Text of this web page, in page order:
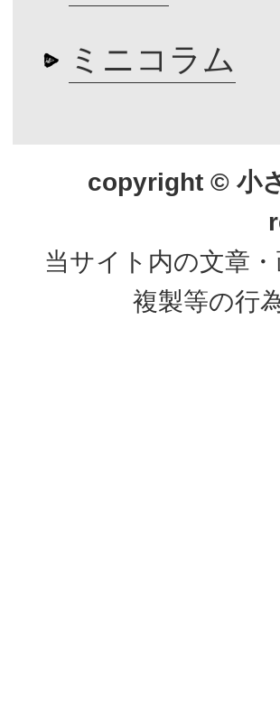
ミニコラム
copyright © 小
当サイト内の文章
複製等の行